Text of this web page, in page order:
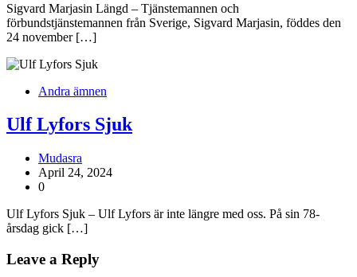
Sigvard Marjasin Längd – Tjänstemannen och
förbundstjänstemannen från Sverige, Sigvard Marjasin, föddes den
24 november […]
Andra ämnen
Ulf Lyfors Sjuk
Mudasra
April 24, 2024
0
Ulf Lyfors Sjuk – Ulf Lyfors är inte längre med oss. På sin 78-
årsdag gick […]
Leave a Reply